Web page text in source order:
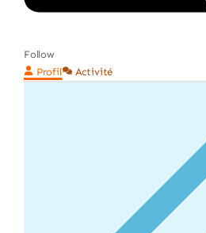
Follow
Profil
Activité